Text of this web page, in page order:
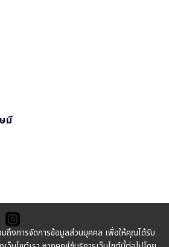
มี
มถึงการจัดการข้อมูลส่วนบุคคล เพื่อให้คุณได้รับ